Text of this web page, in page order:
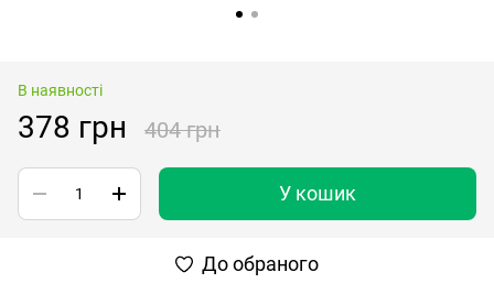
В наявності
378 грн 404 грн
У кошик
До обраного